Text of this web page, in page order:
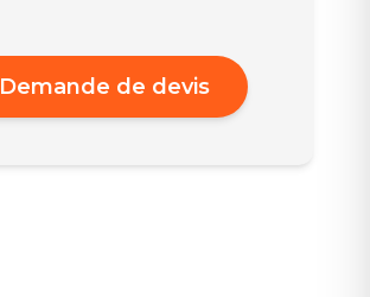
Demande de devis